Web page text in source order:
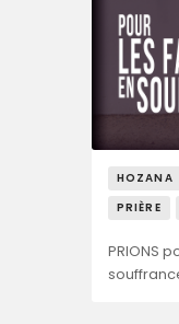
HOZANA
PRIÈRE
PRIONS